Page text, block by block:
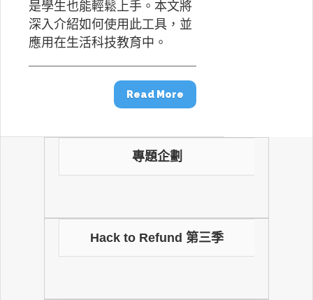
是學生也能輕鬆上手。本文將
深入介紹如何使用此工具，並
應用在生活科技教育中。
Read More
專題企劃
Hack to Refund 第三季